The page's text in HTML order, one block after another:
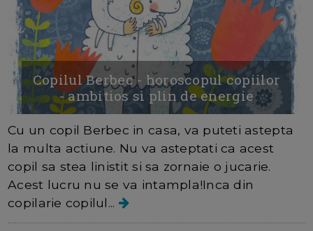
Copilul Berbec - horoscopul copiilor
- ambitios si plin de energie
Cu un copil Berbec in casa, va puteti astepta
la multa actiune. Nu va asteptati ca acest
copil sa stea linistit si sa zornaie o jucarie.
Acest lucru nu se va intampla!Inca din
copilarie copilul...